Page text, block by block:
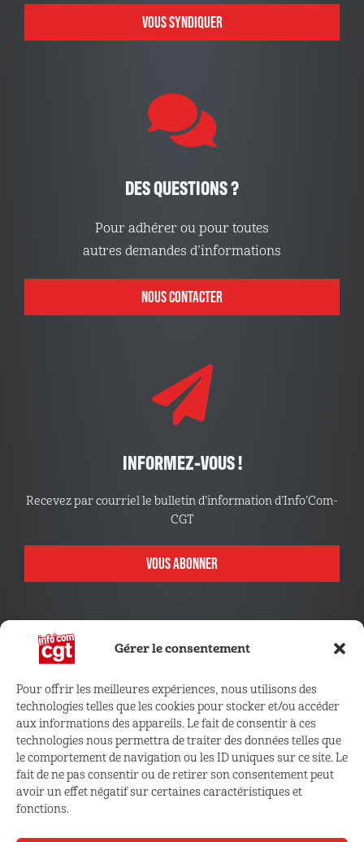
Gérer le consentement
Pour offrir les meilleures expériences, nous utilisons des
technologies telles que les cookies pour stocker et/ou accéder
aux informations des appareils. Le fait de consentir à ces
technologies nous permettra de traiter des données telles que
le comportement de navigation ou les ID uniques sur ce site. Le
fait de ne pas consentir ou de retirer son consentement peut
avoir un effet négatif sur certaines caractéristiques et
fonctions.
VOUS SYNDIQUER
DES QUESTIONS ?
Pour adhérer ou pour toutes
autres demandes d’informations
NOUS CONTACTER
INFORMEZ-VOUS !
Recevez par courriel le bulletin d’information d’Info’Com-
CGT
VOUS ABONNER
CONNECTEZ VOUS !
Retrouvez les outils, infos et services qui vous sont
réservés